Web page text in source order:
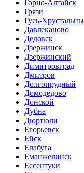
Горно-Алтайск
Грязи
Гусь-
Давлеканово
Дедовск
Дзержинск
Дзержинский
Димитровград
Дмитров
Долгопрудный
Домодедово
Донской
Дубна
Дюртюли
Егорьевск
Ейск
Елабуга
Еманжелинск
Ессентуки